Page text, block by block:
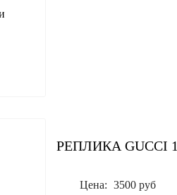
РЕПЛИКА GUCCI 1
Цена: 3500 руб